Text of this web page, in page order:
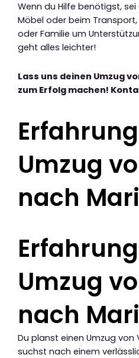
Wenn du Hilfe benötigst,
Möbel oder beim
oder Familie um
geht alles leichter!
Lass uns deinen Umzug
zum Erfolg machen!
Umzug
nach
Umzug
nach
Du planst einen Umzug
suchst nach einem